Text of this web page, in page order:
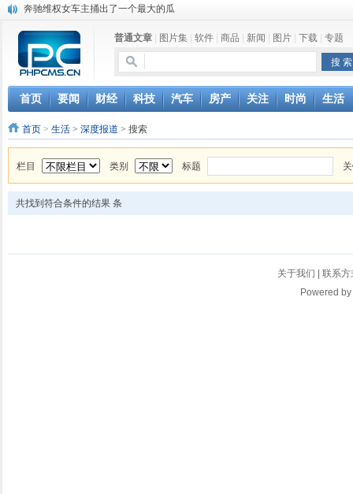
奔驰维权女车主捅出了一个最大的瓜
DS四款新能源车型上海车展亚洲首秀
苹果与高通和解 英特尔失去重要移动客户
小米高管：虽然高通与苹果和解，但5G iPhone最快明年下半年发布
iOS 13加入黑暗模式 多功能加持6月份见
高通与苹果达成和解，双方达成6年许可协议
巴黎圣母院大火肆虐，人类文明的一场浩劫
普通文章 图片集 软件 商品 新闻 图片 下载 专题
首页 要闻 财经 科技 汽车 房产 关注 时尚 生活
首页 > 生活 > 深度报道 > 搜索
栏目 类别 标题
共找到符合条件的结果 条
关于我们
联系方
Powered by